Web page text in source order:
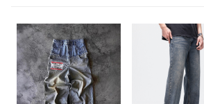
ュアルからキレイめまで幅広いコー
今回は、おしゃれ度を格上げしてく
ンズをご紹介します。